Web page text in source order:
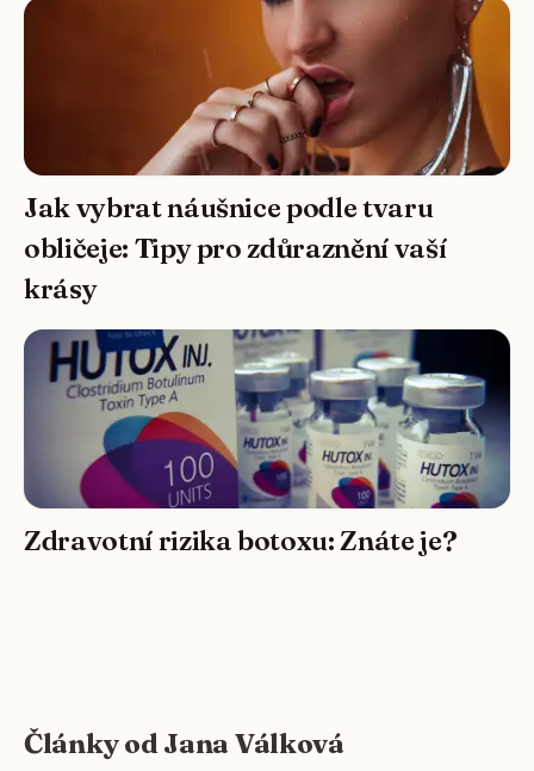
Jak vybrat náušnice podle tvaru
obličeje: Tipy pro zdůraznění vaší
krásy
Zdravotní rizika botoxu: Znáte je?
Články od Jana Válková